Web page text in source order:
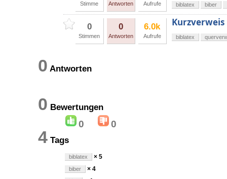
Stimme Antworten Aufrufe biblatex biber
0
Stimmen
0
Antworten
6.0k
Aufrufe biblatex
0 Antworten
0 Bewertungen
0 0
4 Tags
biblatex × 5
biber × 4